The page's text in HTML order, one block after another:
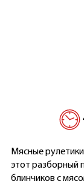
Мясные
этот разборный
блинчиков с